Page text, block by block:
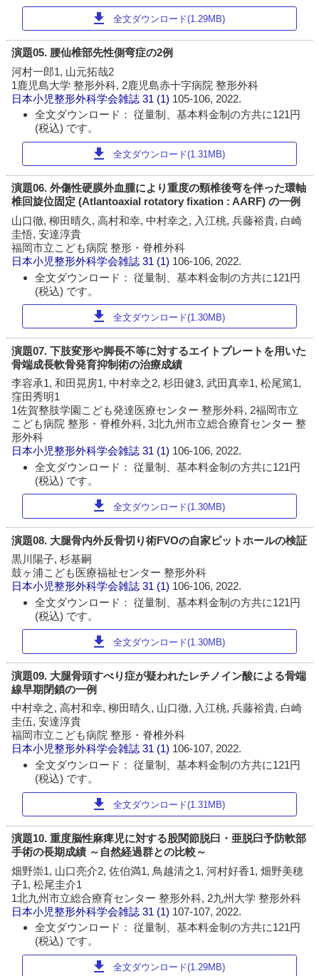
download 全文ダウンロード(1.29MB)
演題05. 腰仙椎部先性側弯症の2例
河村一郎1, 山元拓哉2
1鹿児島大学 整形外科, 2鹿児島赤十字病院 整形外科
日本小児整形外科学会雑誌 31 (1) 105-106, 2022.
全文ダウンロード： 従量制、基本料金制の方共に121円
(税込) です。
download 全文ダウンロード(1.31MB)
演題06. 外傷性硬膜外血腫により重度の頸椎後弯を伴った環軸
椎回旋位固定 (Atlantoaxial rotatory fixation : AARF) の一例
山口徹, 柳田晴久, 高村和幸, 中村幸之, 入江桃, 兵藤裕貴, 白崎
圭悟, 安達淳貴
福岡市立こども病院 整形・脊椎外科
日本小児整形外科学会雑誌 31 (1) 106-106, 2022.
全文ダウンロード： 従量制、基本料金制の方共に121円
(税込) です。
download 全文ダウンロード(1.30MB)
演題07. 下肢変形や脚長不等に対するエイトプレートを用いた
骨端成長軟骨発育抑制術の治療成績
李容承1, 和田晃房1, 中村幸之2, 杉田健3, 武田真幸1, 松尾篤1,
窪田秀明1
1佐賀整肢学園こども発達医療センター 整形外科, 2福岡市立
こども病院 整形・脊椎外科, 3北九州市立総合療育センター 整
形外科
日本小児整形外科学会雑誌 31 (1) 106-106, 2022.
全文ダウンロード： 従量制、基本料金制の方共に121円
(税込) です。
download 全文ダウンロード(1.30MB)
演題08. 大腿骨内外反骨切り術FVOの自家ピットホールの検証
黒川陽子, 杉基嗣
鼓ヶ浦こども医療福祉センター 整形外科
日本小児整形外科学会雑誌 31 (1) 106-106, 2022.
全文ダウンロード： 従量制、基本料金制の方共に121円
(税込) です。
download 全文ダウンロード(1.30MB)
演題09. 大腿骨頭すべり症が疑われたレチノイン酸による骨端
線早期閉鎖の一例
中村幸之, 高村和幸, 柳田晴久, 山口徹, 入江桃, 兵藤裕貴, 白崎
圭伍, 安達淳貴
福岡市立こども病院 整形・脊椎外科
日本小児整形外科学会雑誌 31 (1) 106-107, 2022.
全文ダウンロード： 従量制、基本料金制の方共に121円
(税込) です。
download 全文ダウンロード(1.31MB)
演題10. 重度脳性麻痺児に対する股関節脱臼・亜脱臼予防軟部
手術の長期成績 ～自然経過群との比較～
畑野崇1, 山口亮介2, 佐伯満1, 鳥越清之1, 河村好香1, 畑野美穂
子1, 松尾圭介1
1北九州市立総合療育センター 整形外科, 2九州大学 整形外科
日本小児整形外科学会雑誌 31 (1) 107-107, 2022.
全文ダウンロード： 従量制、基本料金制の方共に121円
(税込) です。
download 全文ダウンロード(1.29MB)